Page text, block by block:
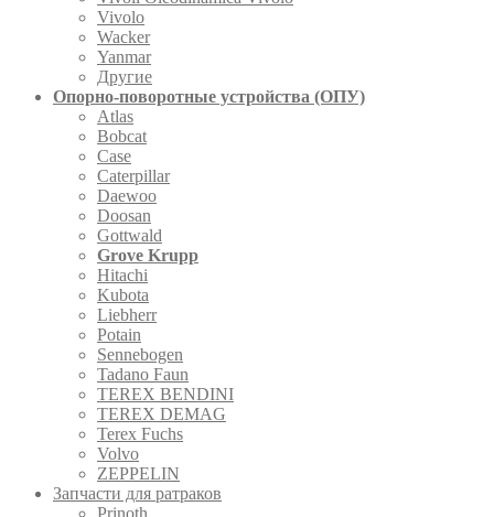
Vivolo
Wacker
Yanmar
Другие
Опорно-поворотные устройства (ОПУ)
Atlas
Bobcat
Case
Caterpillar
Daewoo
Doosan
Gottwald
Grove Krupp
Hitachi
Kubota
Liebherr
Potain
Sennebogen
Tadano Faun
TEREX BENDINI
TEREX DEMAG
Terex Fuchs
Volvo
ZEPPELIN
Запчасти для ратраков
Prinoth